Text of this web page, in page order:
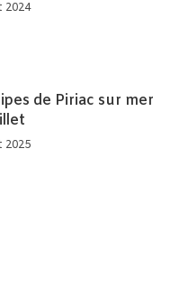
2024
de Piriac sur mer
2025